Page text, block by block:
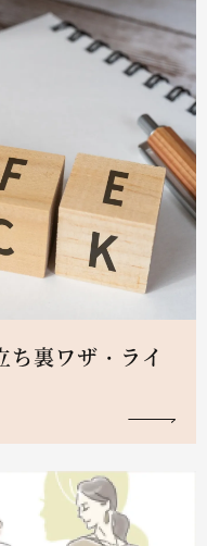
ち裏ワザ・ライ